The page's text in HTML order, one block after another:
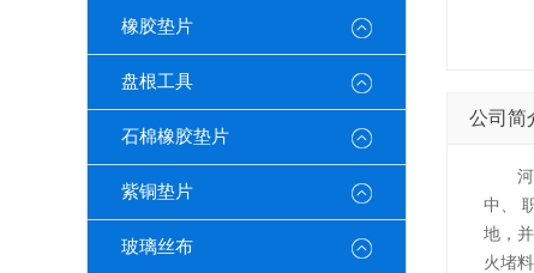
橡胶垫片
盘根工具
石棉橡胶垫片
紫铜垫片
玻璃丝布
公司简
中、
地，
火堵